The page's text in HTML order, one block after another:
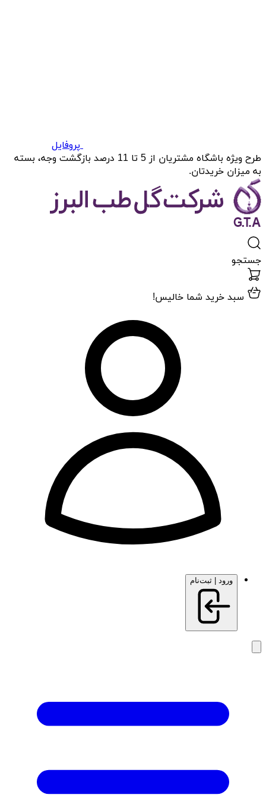
پروفایل
طرح ویژه باشگاه مشتریان از 5 تا 11 درصد بازگشت وجه، بسته
به میزان خریدتان.
جستجو
سبد خرید شما خالیس!
ورود | ثبت‌نام